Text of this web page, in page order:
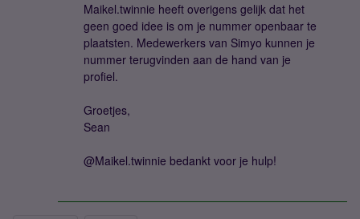
Maikel.twinnie heeft overigens gelijk dat het
geen goed idee is om je nummer openbaar te
plaatsten. Medewerkers van Simyo kunnen je
nummer terugvinden aan de hand van je
profiel.
Groetjes,
Sean
@Maikel.twinnie bedankt voor je hulp!